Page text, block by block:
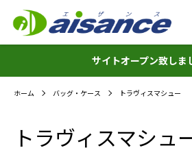
サイトオープン致しま
ホーム バッグ・ケース トラヴィスマシュー
トラヴィスマシュ